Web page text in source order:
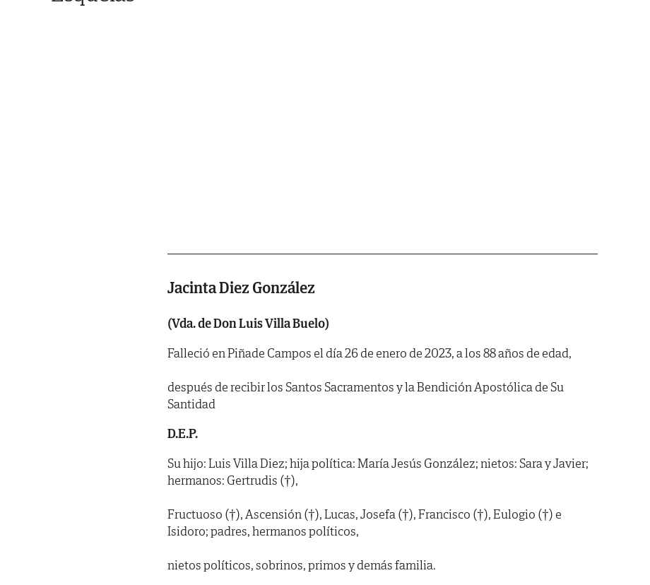
Jacinta Diez González
(Vda. de Don Luis Villa Buelo)
Falleció en Piñade Campos el día 26 de enero de 2023, a los 88 años de edad,
después de recibir los Santos Sacramentos y la Bendición Apostólica de Su
Santidad
D.E.P.
Su hijo: Luis Villa Diez; hija política: María Jesús González; nietos: Sara y Javier;
hermanos: Gertrudis (†),
Fructuoso (†), Ascensión (†), Lucas, Josefa (†), Francisco (†), Eulogio (†) e
Isidoro; padres, hermanos políticos,
nietos políticos, sobrinos, primos y demás familia.